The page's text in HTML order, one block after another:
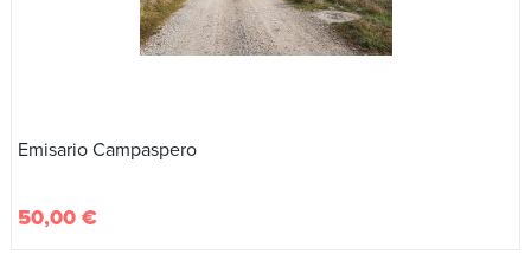
Emisario Campaspero
50,00 €